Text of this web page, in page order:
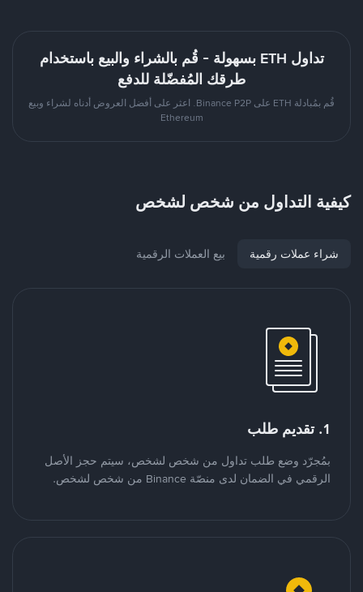
تداول ETH بسهولة - قُم بالشراء والبيع باستخدام
طرقك المُفضّلة للدفع
قُم بمُبادلة ETH على Binance P2P. اعثر على أفضل العروض أدناه لشراء وبيع
Ethereum
كيفية التداول من شخص لشخص
شراء عملات رقمية بيع العملات الرقمية
1. تقديم طلب
بمُجرّد وضع طلب تداول من شخص لشخص، سيتم حجز الأصل
الرقمي في الضمان لدى منصّة Binance من شخص لشخص.